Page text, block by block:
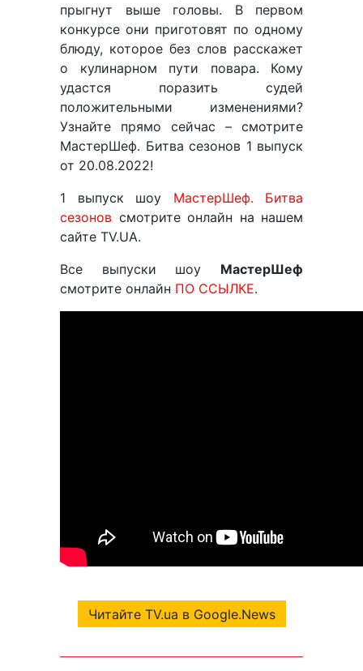
прыгнут выше головы. В первом
конкурсе они приготовят по одному
блюду, которое без слов расскажет
о кулинарном пути повара. Кому
удастся поразить судей
положительными изменениями?
Узнайте прямо сейчас – смотрите
МастерШеф. Битва сезонов 1 выпуск
от 20.08.2022!
1 выпуск шоу МастерШеф. Битва
сезонов смотрите онлайн на нашем
сайте TV.UA.
Все выпуски шоу МастерШеф
смотрите онлайн ПО ССЫЛКЕ.
Читайте TV.ua в Google.News